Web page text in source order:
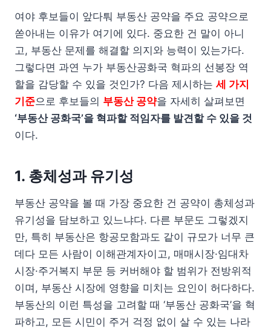
여야 후보들이 앞다퉈 부동산 공약을 주요 공약으로
쏟아내는 이유가 여기에 있다. 중요한 건 말이 아니
고, 부동산 문제를 해결할 의지와 능력이 있는가다.
그렇다면 과연 누가 부동산공화국 혁파의 선봉장 역
할을 감당할 수 있을 것인가? 다음 제시하는 세 가지
기준으로 후보들의 부동산 공약을 자세히 살펴보면
‘부동산 공화국’을 혁파할 적임자를 발견할 수 있을 것
이다.
1. 총체성과 유기성
부동산 공약을 볼 때 가장 중요한 건 공약이 총체성과
유기성을 담보하고 있느냐다. 다른 부문도 그렇겠지
만, 특히 부동산은 항공모함과도 같이 규모가 너무 큰
데다 모든 사람이 이해관계자이고, 매매시장·임대차
시장·주거복지 부문 등 커버해야 할 범위가 전방위적
이며, 부동산 시장에 영향을 미치는 요인이 허다하다.
부동산의 이런 특성을 고려할 때 ‘부동산 공화국’을 혁
파하고, 모든 시민이 주거 걱정 없이 살 수 있는 나라